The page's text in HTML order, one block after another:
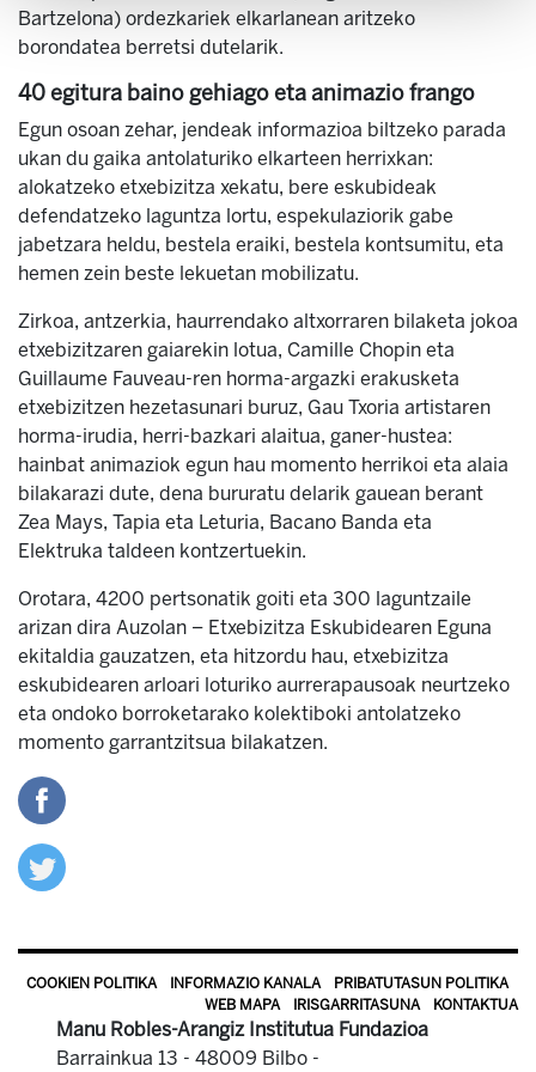
Bartzelona) ordezkariek elkarlanean aritzeko
borondatea berretsi dutelarik.
40 egitura baino gehiago eta animazio frango
Egun osoan zehar, jendeak informazioa biltzeko parada
ukan du gaika antolaturiko elkarteen herrixkan:
alokatzeko etxebizitza xekatu, bere eskubideak
defendatzeko laguntza lortu, espekulaziorik gabe
jabetzara heldu, bestela eraiki, bestela kontsumitu, eta
hemen zein beste lekuetan mobilizatu.
Zirkoa, antzerkia, haurrendako altxorraren bilaketa jokoa
etxebizitzaren gaiarekin lotua, Camille Chopin eta
Guillaume Fauveau-ren horma-argazki erakusketa
etxebizitzen hezetasunari buruz, Gau Txoria artistaren
horma-irudia, herri-bazkari alaitua, ganer-hustea:
hainbat animaziok egun hau momento herrikoi eta alaia
bilakarazi dute, dena bururatu delarik gauean berant
Zea Mays, Tapia eta Leturia, Bacano Banda eta
Elektruka taldeen kontzertuekin.
Orotara, 4200 pertsonatik goiti eta 300 laguntzaile
arizan dira Auzolan – Etxebizitza Eskubidearen Eguna
ekitaldia gauzatzen, eta hitzordu hau, etxebizitza
eskubidearen arloari loturiko aurrerapausoak neurtzeko
eta ondoko borroketarako kolektiboki antolatzeko
momento garrantzitsua bilakatzen.
COOKIEN POLITIKA INFORMAZIO KANALA
PRIBATUTASUN POLITIKA
WEB MAPA
IRISGARRITASUNA KONTAKTUA
Manu Robles-Arangiz Institutua Fundazioa
Barrainkua 13 - 48009 Bilbo -